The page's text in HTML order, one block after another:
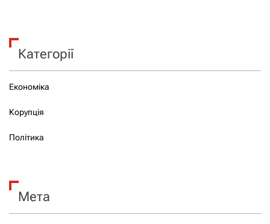
Категорії
Економіка
Корупція
Політика
Мета